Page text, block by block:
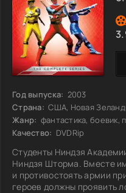
Год выпуска: 2003
Страна: США, Новая
Жанр: фантастика, боевик,
Качество: DVDRip
Студенты Ниндзя
Ниндзя Шторма. Вместе
и противостоять армии
героев должны проявить